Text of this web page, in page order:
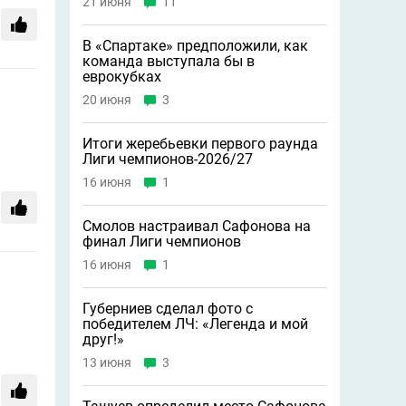
В «Спартаке» предположили, как
команда выступала бы в
еврокубках
20 июня 3
Итоги жеребьевки первого раунда
Лиги чемпионов-2026/27
16 июня 1
Смолов настраивал Сафонова на
финал Лиги чемпионов
16 июня 1
Губерниев сделал фото с
победителем ЛЧ: «Легенда и мой
друг!»
13 июня 3